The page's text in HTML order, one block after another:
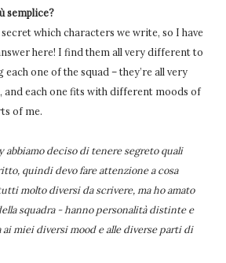
semplice?
which characters we write, so I have
here! I find them all very different to
one of the squad – they’re all very
each one fits with different moods of
of me.
abbiamo deciso di tenere segreto quali
quindi devo fare attenzione a cosa
molto diversi da scrivere, ma ho amato
squadra - hanno personalità distinte e
miei diversi mood e alle diverse parti di